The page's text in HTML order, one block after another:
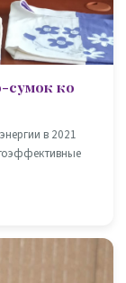
сумок ко
в 2021